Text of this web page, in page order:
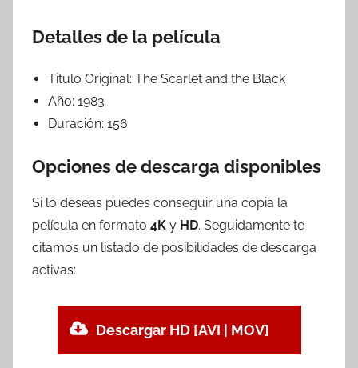
Detalles de la película
Titulo Original: The Scarlet and the Black
Año: 1983
Duración: 156
Opciones de descarga disponibles
Si lo deseas puedes conseguir una copia la
película en formato 4K y HD. Seguidamente te
citamos un listado de posibilidades de descarga
activas:
Descargar HD [AVI | MOV]